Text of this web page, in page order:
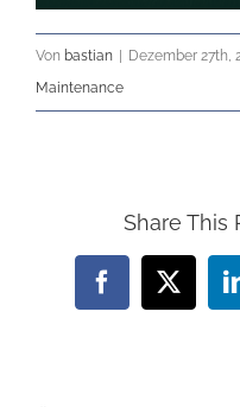
Von bastian Dezember 27th,
Maintenance
Share This
Facebook
X